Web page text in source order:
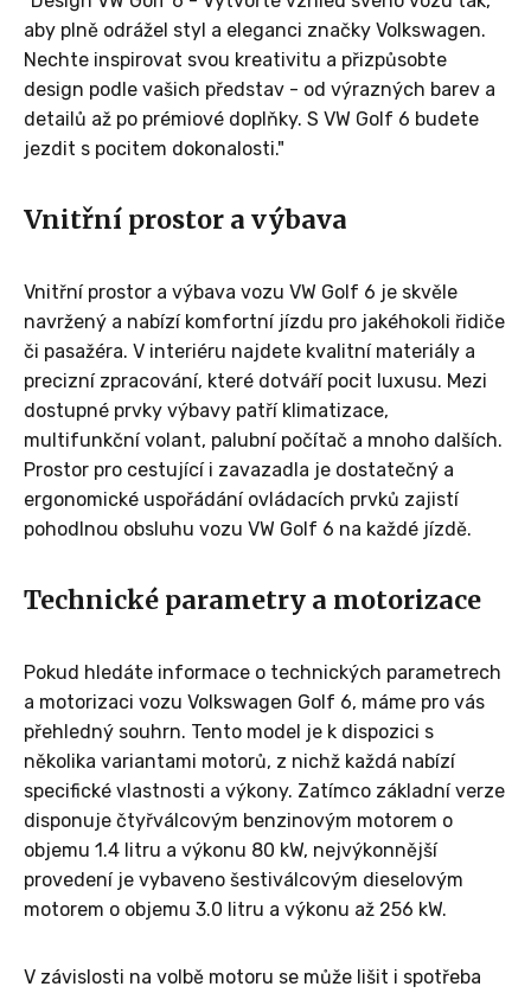
aby plně odrážel styl a eleganci značky Volkswagen.
Nechte inspirovat svou kreativitu a přizpůsobte
design podle vašich představ - od výrazných barev a
detailů až po prémiové doplňky. S VW Golf 6 budete
jezdit s pocitem dokonalosti."
Vnitřní prostor a výbava
Vnitřní prostor a výbava vozu VW Golf 6 je skvěle
navržený a nabízí komfortní jízdu pro jakéhokoli řidiče
či pasažéra. V interiéru najdete kvalitní materiály a
precizní zpracování, které dotváří pocit luxusu. Mezi
dostupné prvky výbavy patří klimatizace,
multifunkční volant, palubní počítač a mnoho dalších.
Prostor pro cestující i zavazadla je dostatečný a
ergonomické uspořádání ovládacích prvků zajistí
pohodlnou obsluhu vozu VW Golf 6 na každé jízdě.
Technické parametry a motorizace
Pokud hledáte informace o technických parametrech
a motorizaci vozu Volkswagen Golf 6, máme pro vás
přehledný souhrn. Tento model je k dispozici s
několika variantami motorů, z nichž každá nabízí
specifické vlastnosti a výkony. Zatímco základní verze
disponuje čtyřválcovým benzinovým motorem o
objemu 1.4 litru a výkonu 80 kW, nejvýkonnější
provedení je vybaveno šestiválcovým dieselovým
motorem o objemu 3.0 litru a výkonu až 256 kW.
V závislosti na volbě motoru se může lišit i spotřeba